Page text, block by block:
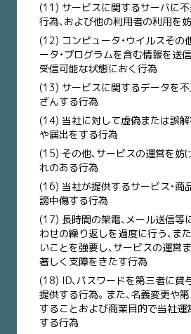
(11) サービスに関するサーバに
行為、および他の利用者の利用を
(12) コンピュータ・ウイルスその
ータ・プログラムを含む情報を送
受信可能な状態におく行為
(13) サービスに関するデータを
ざんする行為
(14) 当社に対して虚偽または誤
や届出をする行為
(15) その他、サービスの運営を妨
れのある行為
(16) 当社が提供するサービス・商
謗中傷する行為
(17) 長時間の架電、メール送信等
わせの繰り返しを過度に行う、ま
いことを強要し、サービスの運営
著しく支障をきたす行為
(18) ID、パスワードを第三者に貸
提供する行為。また、名義変更や
することおよび商業目的で当社運
する行為